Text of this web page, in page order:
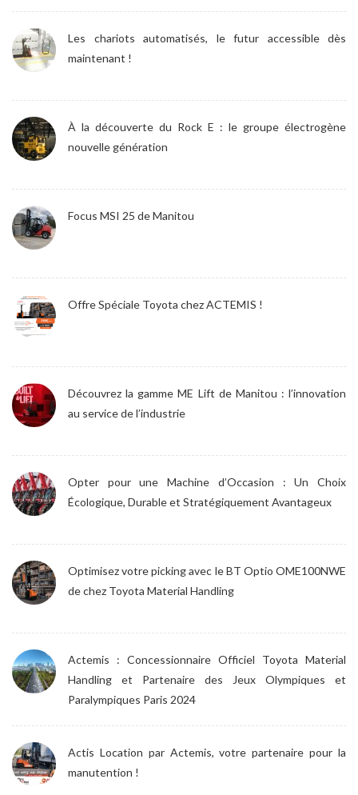
Les chariots automatisés, le futur accessible dès
maintenant !
À la découverte du Rock E : le groupe électrogène
nouvelle génération
Focus MSI 25 de Manitou
Offre Spéciale Toyota chez ACTEMIS !
Découvrez la gamme ME Lift de Manitou : l’innovation
au service de l’industrie
Opter pour une Machine d’Occasion : Un Choix
Écologique, Durable et Stratégiquement Avantageux
Optimisez votre picking avec le BT Optio OME100NWE
de chez Toyota Material Handling
Actemis : Concessionnaire Officiel Toyota Material
Handling et Partenaire des Jeux Olympiques et
Paralympiques Paris 2024
Actis Location par Actemis, votre partenaire pour la
manutention !